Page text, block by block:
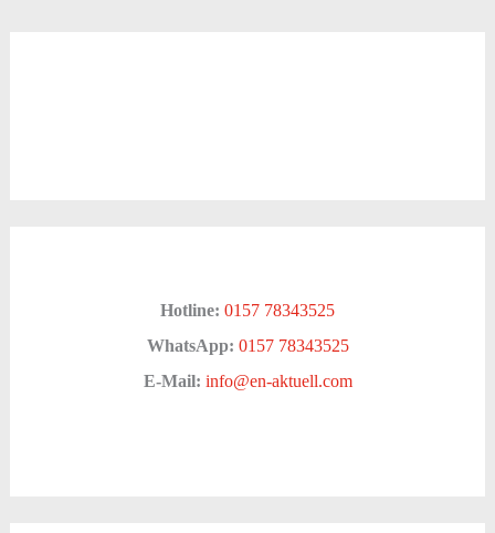
Hotline: 0157 78343525
WhatsApp: 0157 78343525
E-Mail: info@en-aktuell.com